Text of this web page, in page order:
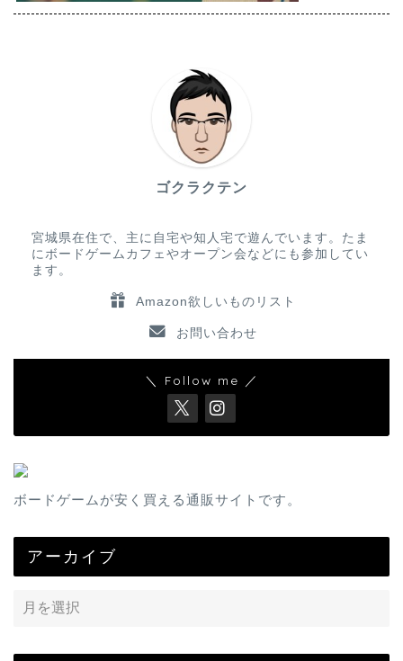
ゴクラクテン
宮城県在住で、主に自宅や知人宅で遊んでいます。たま
にボードゲームカフェやオープン会などにも参加してい
ます。
Amazon欲しいものリスト
お問い合わせ
＼ Follow me ／
ボードゲームが安く買える通販サイトです。
アーカイブ